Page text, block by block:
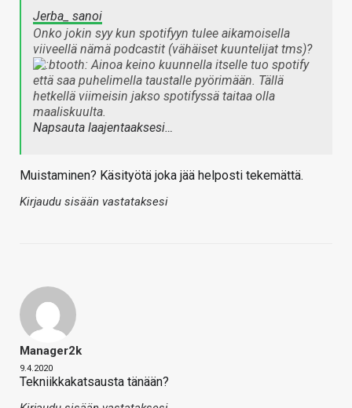
Jerba_ sanoi
Onko jokin syy kun spotifyyn tulee aikamoisella
viiveellä nämä podcastit (vähäiset kuuntelijat tms)?
Ainoa keino kuunnella itselle tuo spotify
että saa puhelimella taustalle pyörimään. Tällä
hetkellä viimeisin jakso spotifyssä taitaa olla
maaliskuulta.
Napsauta laajentaaksesi…
Muistaminen? Käsityötä joka jää helposti tekemättä.
Kirjaudu sisään vastataksesi
Manager2k
9.4.2020
Tekniikkakatsausta tänään?